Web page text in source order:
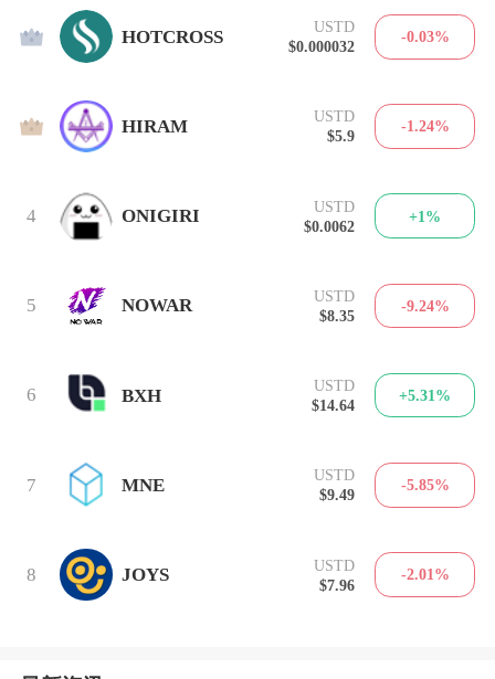
2 HOTCROSS
USTD
$0.000032
-0.03%
3 HIRAM
USTD
$5.9
-1.24%
4 ONIGIRI
USTD
$0.0062
+1%
5 NOWAR
USTD
$8.35
-9.24%
6 BXH
USTD
$14.64
+5.31%
7 MNE
USTD
$9.49
-5.85%
8 JOYS
USTD
$7.96
-2.01%